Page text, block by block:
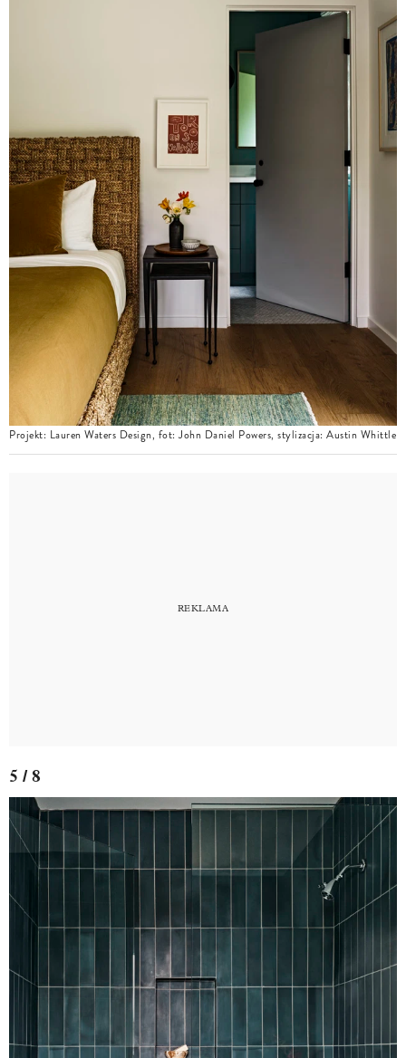
Projekt: Lauren Waters Design, fot: John Daniel Powers, stylizacja: Austin Whittle
5 / 8